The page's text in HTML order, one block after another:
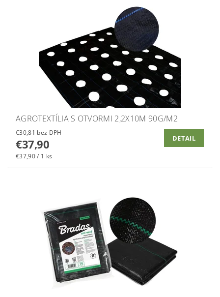
AGROTEXTÍLIA S OTVORMI 2,2X10M 90G/M2
€30,81 bez DPH
€37,90
€37,90 / 1 ks
DETAIL